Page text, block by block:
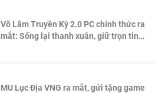
Võ Lâm Truyền Kỳ 2.0 PC chính thức ra
mắt: Sống lại thanh xuân, giữ trọn tinh
MU Lục Địa VNG ra mắt, gửi tặng game